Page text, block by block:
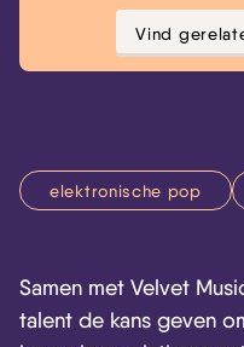
Vind
elektronische pop
Samen met Velvet
talent de kans geven